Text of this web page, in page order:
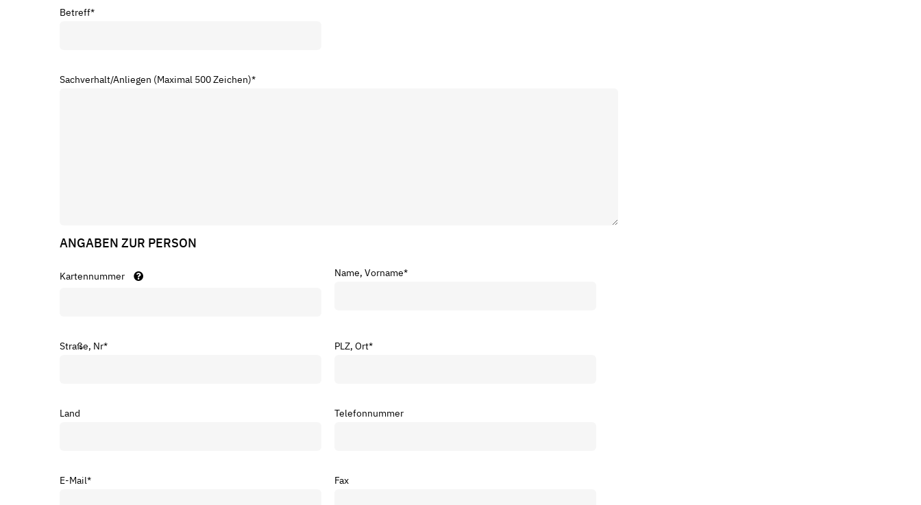
Betreff*
Sachverhalt/Anliegen (Maximal 500 Zeichen)*
ANGABEN ZUR PERSON
Kartennummer Name, Vorname*
Straße, Nr* PLZ, Ort*
Land Telefonnummer
E-Mail* Fax